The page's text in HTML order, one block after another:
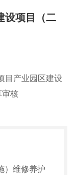
设项目（二
目产业园区建设
审核
）维修养护